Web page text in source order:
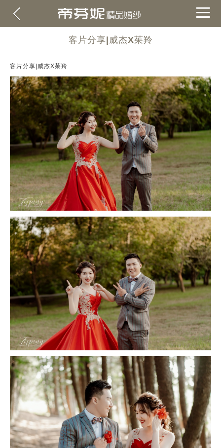
關於帝芬妮 ABOUT
海外OVERSEA
撥打CONTACT
諮詢CONSULTATION
地址ADDRESS
客片分享|威杰X茱羚
客片分享|威杰X茱羚